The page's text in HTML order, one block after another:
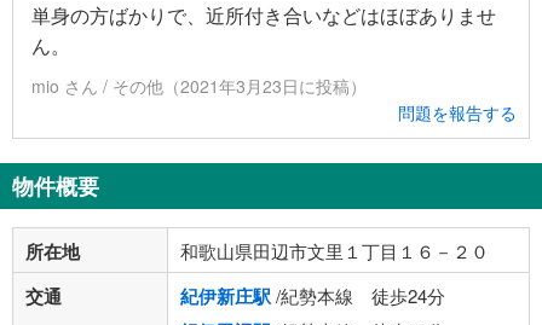
単身の方ばかりで、近所付き合いなどはほぼありませ
ん。
mio さん / その他（2021年3月23日に投稿）
問題を報告する
物件概要
所在地 和歌山県田辺市文里１丁目１６－２０
交通 紀伊新庄駅/紀勢本線 徒歩24分